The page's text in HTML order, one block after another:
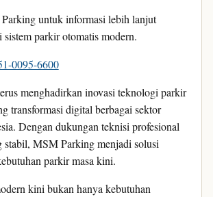
untuk informasi lebih lanjut
sistem parkir otomatis modern.
0095-6600
menghadirkan inovasi teknologi parkir
transformasi digital berbagai sektor
Dengan dukungan teknisi profesional
stabil, MSM Parking menjadi solusi
parkir masa kini.
kini bukan hanya kebutuhan